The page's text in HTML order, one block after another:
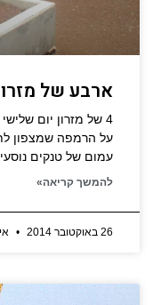
ארבע של
על הרמפה שמצפון
עמום של טנקים
להמשך קריאה»
26 באוקטובר 2014